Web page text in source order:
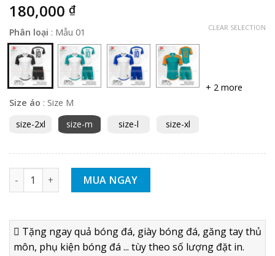
180,000 ₫
Phân loại : Mẫu 01
+ 2 more
Size áo : Size M
size-2xl
size-m size-l size-xl
CLEAR SELECTION
BỘ QUẦN ÁO ĐÁ BÓNG KHÔNG LOGO MASU COVY 2021 -
MUA NGAY
Tặng ngay quả bóng đá, giày bóng đá, găng tay thủ
môn, phụ kiện bóng đá ... tùy theo số lượng đặt in.